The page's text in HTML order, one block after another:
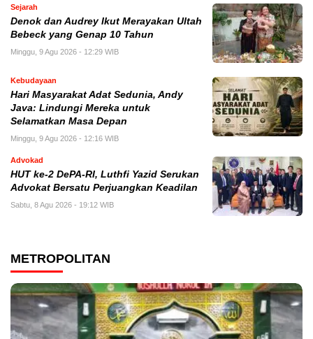
Sejarah
Denok dan Audrey Ikut Merayakan Ultah
Bebeck yang Genap 10 Tahun
Minggu, 9 Agu 2026 - 12:29 WIB
Kebudayaan
Hari Masyarakat Adat Sedunia, Andy
Java: Lindungi Mereka untuk
Selamatkan Masa Depan
Minggu, 9 Agu 2026 - 12:16 WIB
Advokad
HUT ke-2 DePA-RI, Luthfi Yazid Serukan
Advokat Bersatu Perjuangkan Keadilan
Sabtu, 8 Agu 2026 - 19:12 WIB
METROPOLITAN